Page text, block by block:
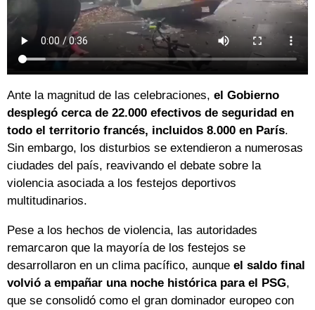
Ante la magnitud de las celebraciones, el Gobierno
desplegó cerca de 22.000 efectivos de seguridad en
todo el territorio francés, incluidos 8.000 en París.
Sin embargo, los disturbios se extendieron a numerosas
ciudades del país, reavivando el debate sobre la
violencia asociada a los festejos deportivos
multitudinarios.
Pese a los hechos de violencia, las autoridades
remarcaron que la mayoría de los festejos se
desarrollaron en un clima pacífico, aunque el saldo final
volvió a empañar una noche histórica para el PSG,
que se consolidó como el gran dominador europeo con